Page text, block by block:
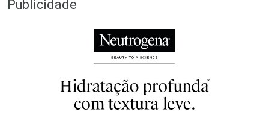
Publicidade